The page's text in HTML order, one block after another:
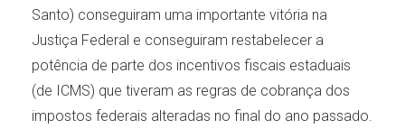
Santo) conseguiram uma importante vitória na
Justiça Federal e conseguiram restabelecer a
potência de parte dos incentivos fiscais estaduais
(de ICMS) que tiveram as regras de cobrança dos
impostos federais alteradas no final do ano passado.